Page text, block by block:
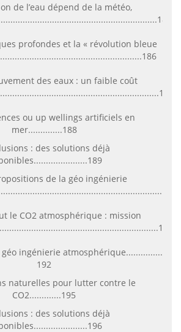
de l’eau dépend de la météo,
profondes et la « révolution bleue
des eaux : un faible coût
ou up wellings artificiels en
mer..............188
: des solutions déjà
de la géo ingénierie
le CO2 atmosphérique : mission
ingénierie atmosphérique...............
192
naturelles pour lutter contre le
CO2.............195
: des solutions déjà